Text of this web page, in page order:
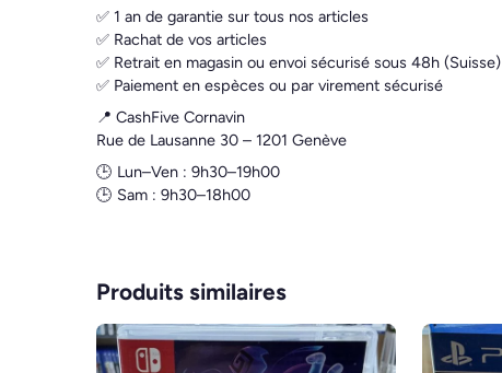
✅ 1 an de garantie sur tous nos articles
✅ Rachat de vos articles
✅ Retrait en magasin ou envoi sécurisé sous 48h (Suisse)
✅ Paiement en espèces ou par virement sécurisé
📍 CashFive Cornavin
Rue de Lausanne 30 – 1201 Genève
🕒 Lun–Ven : 9h30–19h00
🕒 Sam : 9h30–18h00
Produits similaires